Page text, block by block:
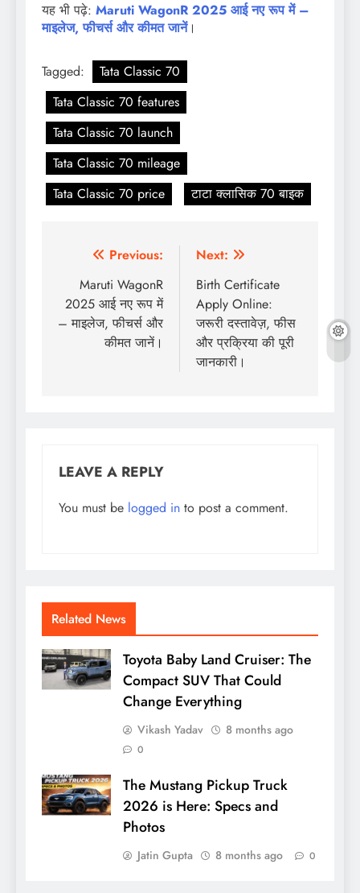
यह भी पढ़े: Maruti WagonR 2025 आई नए रूप में –
माइलेज, फीचर्स और कीमत जानें।
Tagged:
Tata Classic 70
Tata Classic 70 features
Tata Classic 70 launch
Tata Classic 70 mileage
Tata Classic 70 price
टाटा क्लासिक 70 बाइक
Post
navigation
Previous:
Maruti WagonR
2025 आई नए रूप में
– माइलेज, फीचर्स और
कीमत जानें।
Next:
Birth Certificate
Apply Online:
जरूरी दस्तावेज़, फीस
और प्रक्रिया की पूरी
जानकारी।
LEAVE A REPLY
You must be logged in to post a comment.
Related News
Toyota Baby Land Cruiser: The
Compact SUV That Could
Change Everything
Vikash Yadav 8 months ago
0
The Mustang Pickup Truck
2026 is Here: Specs and
Photos
Jatin Gupta 8 months ago 0